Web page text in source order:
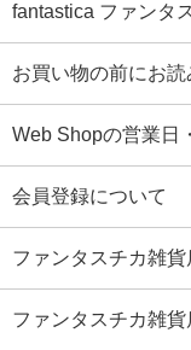
fantastica ファンタ
お買い物の前にお読
Web Shopの営業日
会員登録について
ファンタスチカ雑
ファンタスチカ雑